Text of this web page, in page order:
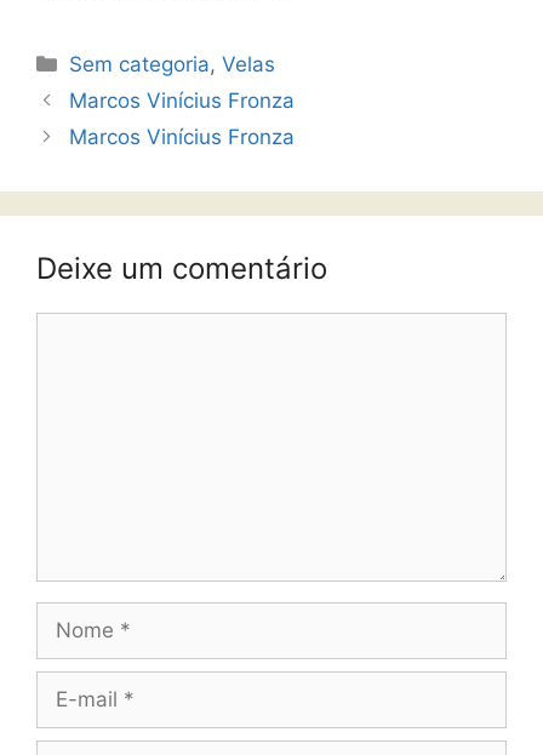
Sem categoria,Velas
Marcos Vinícius Fronza
Marcos Vinícius Fronza
Deixe um comentário